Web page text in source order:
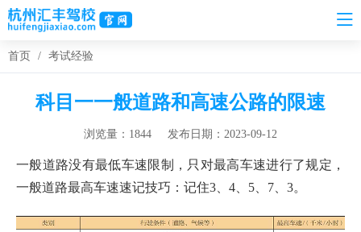
首页 / 考试经验
科目一一般道路和高速公路的限速
浏览量：1844 发布日期：2023-09-12
一般道路没有最低车速限制，只对最高车速进行了规定，
一般道路最高车速速记技巧：记住3、4、5、7、3。